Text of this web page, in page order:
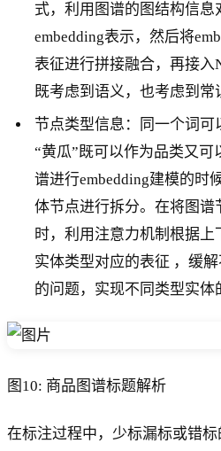
式，利用图谱的图结构信
embedding表示，然后将
表征进行拼接融合，再接入
既考虑到语义，也考虑到常
节点类型信息：同一个词可
“黄瓜”既可以作为品类又可
谱进行embedding建模的时
体节点进行拆分。在将图谱
时，利用注意力机制根据
实体类型对应的表征 ，缓
的问题，实现不同类型实体
图10: 商品图谱标题解析
在标注过程中，少标漏标或错